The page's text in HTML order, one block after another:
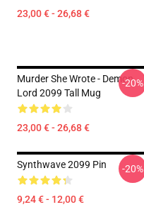
23,00 € - 26,68 €
Murder She Wrote - Demon
Lord 2099 Tall Mug
23,00 € - 26,68 €
-20%
Synthwave 2099 Pin
9,24 € - 12,00 €
-20%